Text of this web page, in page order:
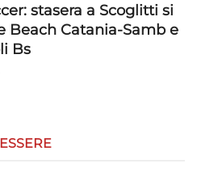
stasera a Scoglitti si
Beach Catania-Samb e
Bs